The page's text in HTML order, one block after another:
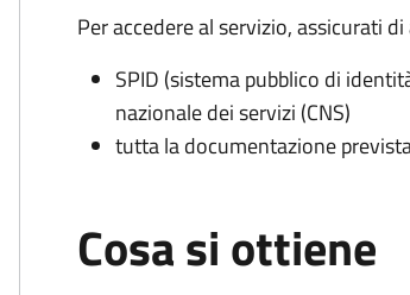
Per accedere al servizio, assicurati di
SPID (sistema pubblico di
nazionale dei servizi (CNS)
tutta la documentazione
Cosa si ottiene